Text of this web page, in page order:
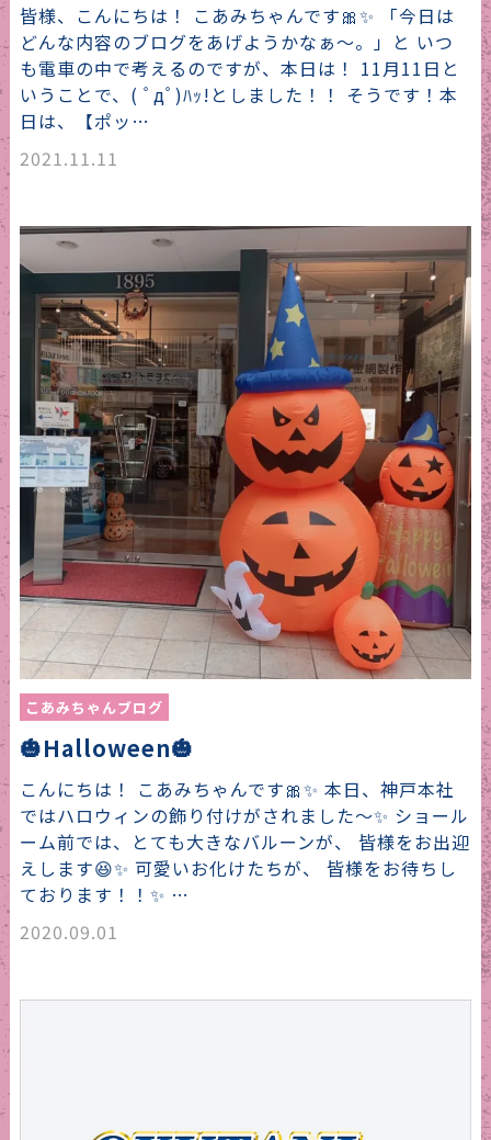
皆様、こんにちは！ こあみちゃんです🎀✨ 「今日は
どんな内容のブログをあげようかなぁ～。」と いつ
も電車の中で考えるのですが、本日は！ 11月11日と
いうことで、( ﾟдﾟ)ﾊｯ!としました！！ そうです！本
日は、【ポッ…
2021.11.11
こあみちゃんブログ
🎃Halloween🎃
‎こんにちは！ こあみちゃんです🎀✨ 本日、神戸本社
ではハロウィンの飾り付けがされました〜✨ ショール
ーム前では、とても大きなバルーンが、 皆様をお出迎
えします😆✨ 可愛いお化けたちが、 皆様をお待ちし
ております！！✨ …
2020.09.01